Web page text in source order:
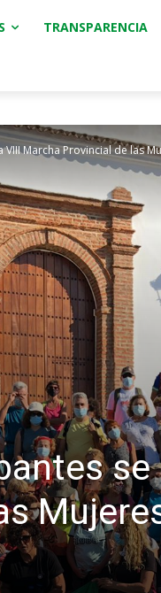
TRANSPARENCIA
Marcha Provincial de las